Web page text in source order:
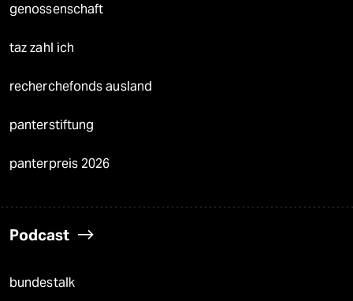
genossenschaft
taz zahl ich
recherchefonds ausland
panterstiftung
panterpreis 2026
Podcast
bundestalk